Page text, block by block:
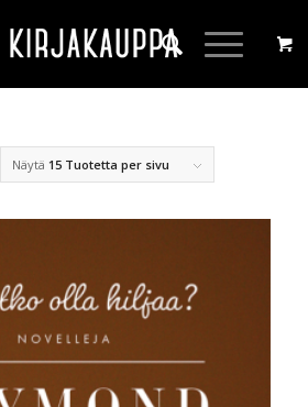
Näytä 15 Tuotetta per sivu